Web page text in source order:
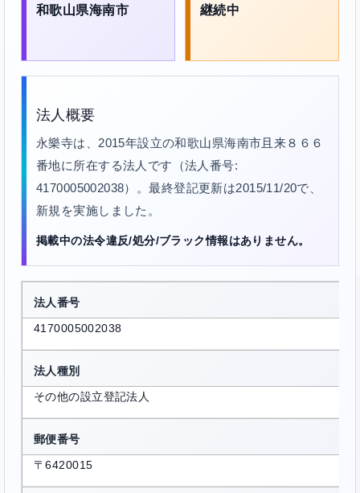
和歌山県海南市 継続中
法人概要
永樂寺は、2015年設立の和歌山県海南市且来８６６
番地に所在する法人です（法人番号:
4170005002038）。最終登記更新は2015/11/20で、
新規を実施しました。
掲載中の法令違反/処分/ブラック情報はありません。
法人番号
4170005002038
法人種別
その他の設立登記法人
郵便番号
〒6420015